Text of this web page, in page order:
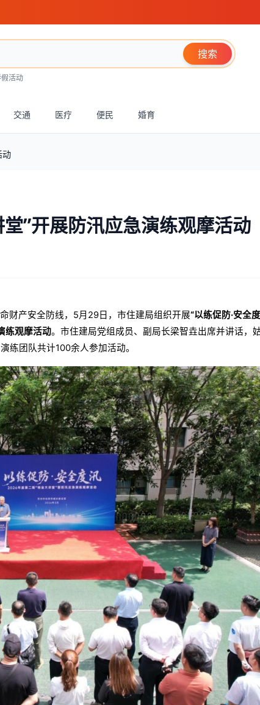
搜索
活动
交通 医疗 便民 婚育
动
”开展防汛应急演练观摩活动
财产安全防线，5月29日，市住建局组织开展“以练促防·安全
练观摩活动。市住建局党组成员、副局长梁智垚出席并讲话，
练团队共计100余人参加活动。